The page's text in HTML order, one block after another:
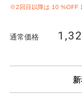
※2回目以降は 10 %OFF
通常価格